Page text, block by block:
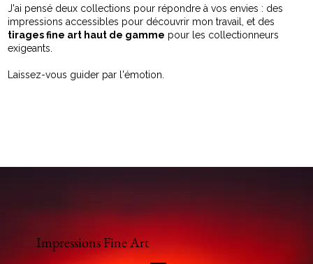
J'ai pensé deux collections pour répondre à vos envies : des
impressions accessibles pour découvrir mon travail, et des
tirages fine art haut de gamme pour les collectionneurs
exigeants.
Laissez-vous guider par l'émotion.
Impressions Fine Art